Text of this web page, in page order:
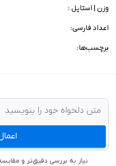
وزن | استایل :
اعداد فارسی:
برچسب‌‌ها:
نیاز به بررسی دقیق‌تر و